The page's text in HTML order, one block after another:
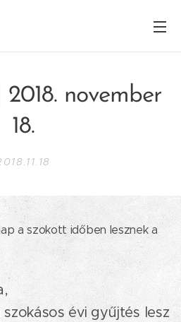
november
18.
a szokott időben lesznek a
évi gyűjtés lesz